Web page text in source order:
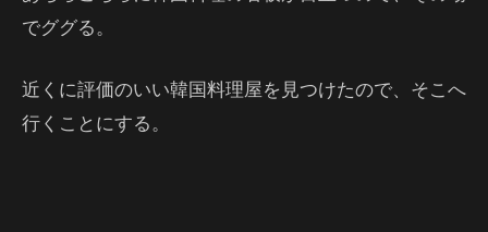
でググる。
近くに評価のいい韓国料理屋を見つけたので、そこへ
行くことにする。